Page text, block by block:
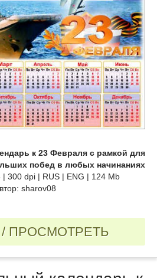
к 23 Февраля с рамкой для
побед в любых начинаниях
| 300 dpi | RUS | ENG | 124 Mb
sharov08
/ ПРОСМОТРЕТЬ